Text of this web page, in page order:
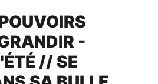
-
// SE